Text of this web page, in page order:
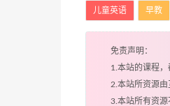
儿童英语 早教
免责声明：
1.本站的课程
2.本站所资源
3.本站所有资源